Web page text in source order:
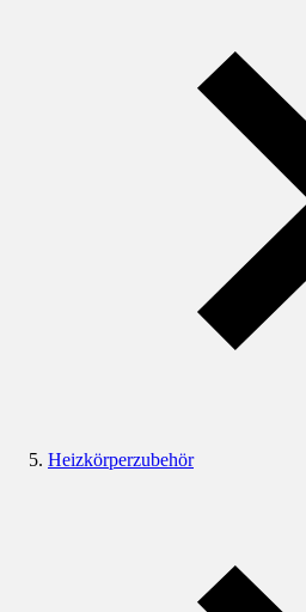
Heizkörperzubehör